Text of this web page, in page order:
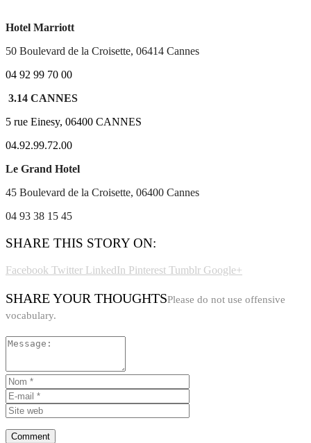
Hotel Marriott
50 Boulevard de la Croisette, 06414 Cannes
04 92 99 70 00
3.14 CANNES
5 rue Einesy, 06400 CANNES
04.92.99.72.00
Le Grand Hotel
45 Boulevard de la Croisette, 06400 Cannes
04 93 38 15 45
SHARE THIS STORY ON:
Facebook Twitter LinkedIn Pinterest Tumblr Google+
SHARE YOUR THOUGHTSPlease do not use offensive
vocabulary.